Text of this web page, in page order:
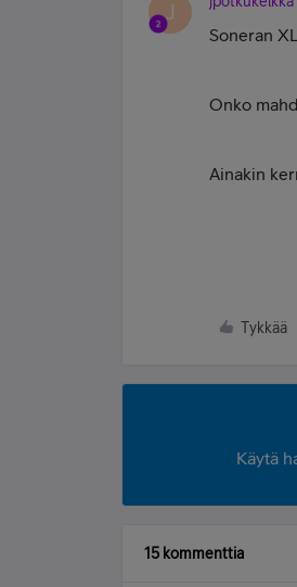
J
Soneran
Onko
Ainakin
Tykkää
Käytä
15 kommenttia